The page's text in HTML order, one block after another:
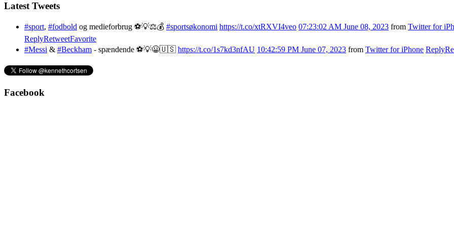
Latest Tweets
#sport, #fodbold og medieforbrug ⚽️💡⚖️💰 #sportsøkonomi https://t.co/xtRXVI4veo 07:23:02 AM June 08, 2023 from Twitter for
ReplyRetweetFavorite
#Messi & #Beckham - spændende ⚽️💡😀🇺🇸 https://t.co/1s7kd3nfAU 10:42:59 PM June 07, 2023 from Twitter for iPhone Reply
Facebook